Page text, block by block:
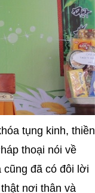
tụng kinh, thiền
thoại nói về
cũng đã có đôi lời
nơi thân và